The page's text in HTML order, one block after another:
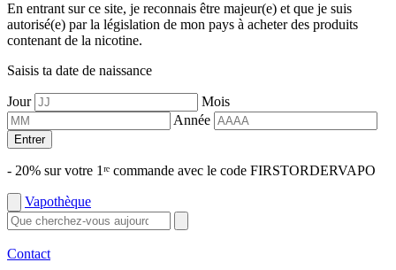
En entrant sur ce site, je reconnais être majeur(e) et que je suis
autorisé(e) par la législation de mon pays à acheter des produits
contenant de la nicotine.
Saisis ta date de naissance
Jour
Mois
Année
Entrer
- 20% sur votre 1ʳᵉ commande avec le code FIRSTORDERVAPO
Vapothèque
Contact